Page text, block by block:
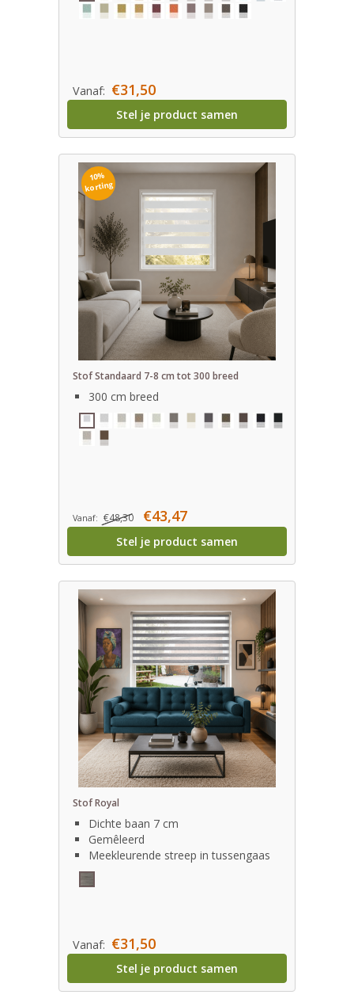
Vanaf: €31,50
Stel je product samen
10%
korting
Stof Standaard 7-8 cm tot 300 breed
300 cm breed
Vanaf: €48,30 €43,47
Stel je product samen
Stof Royal
Dichte baan 7 cm
Gemêleerd
Meekleurende streep in tussengaas
Vanaf: €31,50
Stel je product samen